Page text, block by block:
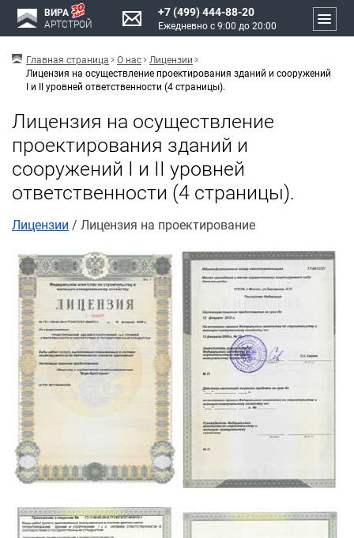
ВИРА
АРТСТРОЙ
+7 (499) 444-88-20
Ежедневно с 9:00 до 20:00
Главная страница О нас
Лицензии
Лицензия на осуществление проектирования зданий и сооружений
I и II уровней ответственности (4 страницы).
Лицензия на осуществление
проектирования зданий и
сооружений I и II уровней
ответственности (4 страницы).
Лицензии / Лицензия на проектирование